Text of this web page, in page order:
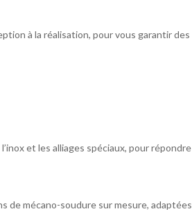
à la réalisation, pour vous garantir des
et les alliages spéciaux, pour répondre
de mécano-soudure sur mesure, adaptées